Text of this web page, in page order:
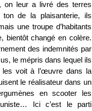
on leur a livré des terres
de la plaisanterie, ils
une troupe d’habitants
bientôt changé en colère.
des indemnités par
le mépris dans lequel ils
les voit à l’œuvre dans la
le réalisateur dans un
en scooter les
Ici c’est le parti